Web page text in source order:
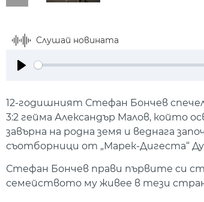
Слушай новината
12-годишният Стефан Бончев
3:2 гейма Александър Малов, който
завърна на родна земя и веднага
съотборници от „Марек-Дигеста“
Стефан Бончев прави първите си
семейството му живее в тези